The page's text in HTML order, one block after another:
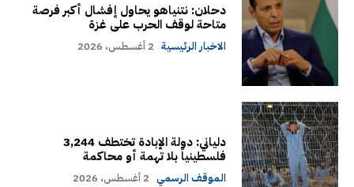
دحلان: نتنياهو يحاول إفشال أكبر فرصة
متاحة لوقف الحرب على غزة
الاخبار الرئيسية 2 أغسطس، 2026
دلياني: دولة الإبادة تختطف 3,244
فلسطينياً بلا تهمة أو محاكمة
الموقف الرسمي 2 أغسطس، 2026